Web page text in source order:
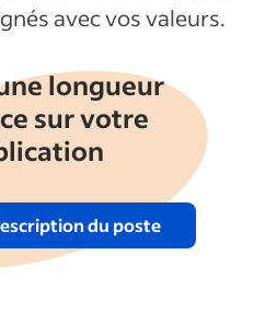
avec vos valeurs.
longueur
sur votre
du poste